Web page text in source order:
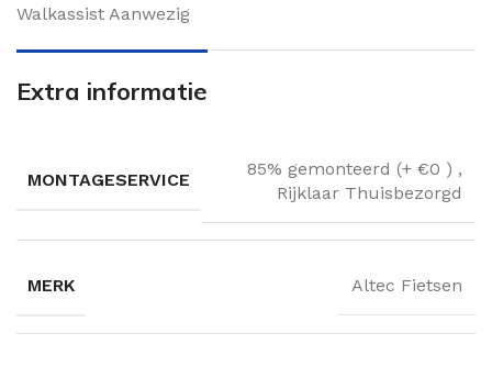
Walkassist Aanwezig
Extra informatie
MONTAGESERVICE
85% gemonteerd (+ €0 ) ,
Rijklaar Thuisbezorgd
MERK Altec Fietsen